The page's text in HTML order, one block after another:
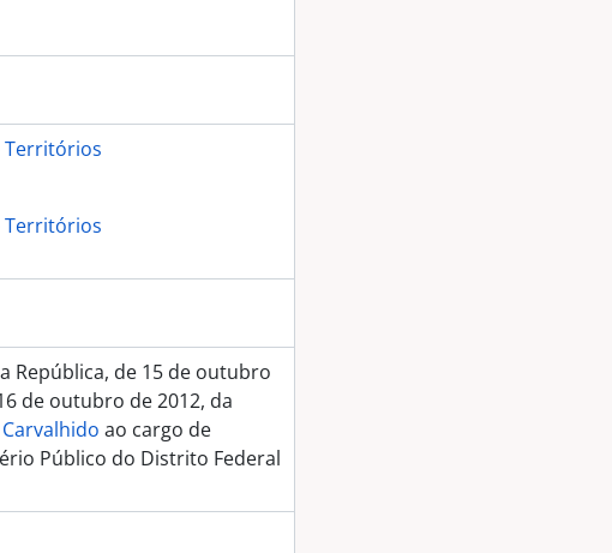
Territórios
Territórios
República, de 15 de outubro
de outubro de 2012, da
ao cargo de
Público do Distrito Federal